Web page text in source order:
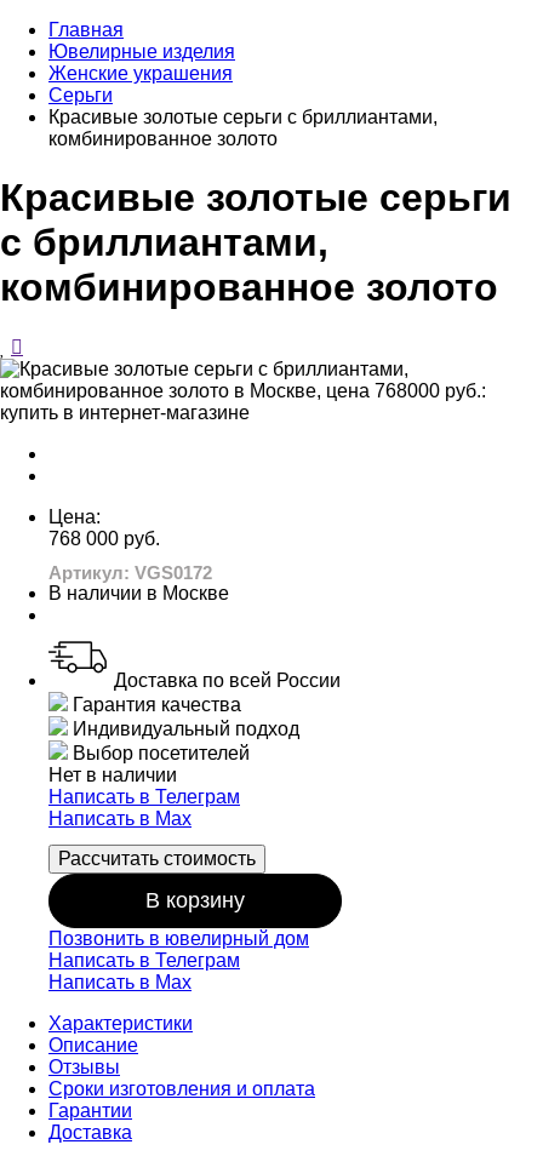
Главная
Ювелирные изделия
Женские украшения
Серьги
Красивые золотые серьги с бриллиантами,
комбинированное золото
Красивые золотые серьги
с бриллиантами,
комбинированное золото
Цена:
768 000 руб.
Артикул: VGS0172
В наличии в Москве
Доставка по всей России
Гарантия качества
Индивидуальный подход
Выбор посетителей
Нет в наличии
Написать в Телеграм
Написать в Мах
Рассчитать стоимость
В корзину
Позвонить в ювелирный дом
Написать в Телеграм
Написать в Мах
Характеристики
Описание
Отзывы
Сроки изготовления и оплата
Гарантии
Доставка